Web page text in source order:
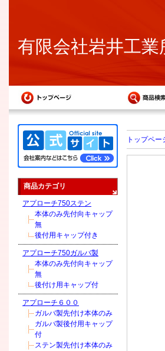
有限会社岩井工業
商品カテゴリ
アプローチ750ステン
本体のみ先付向キャップ
無
後付用キャップ付き
アプローチ750ガルバ製
本体のみ先付向キャップ
無
後付け用キャップ付
アプローチ６００
ガルバ製先付け本体のみ
ガルバ製後付用キャップ
付
ステン製先付け本体のみ
トップペー